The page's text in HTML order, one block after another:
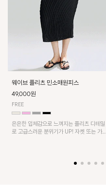
웨이브 플리츠 민소매원피스
49,000원
FREE
은은한 입체감으로 느껴지는 플리츠 디테일
로 고급스러운 분위기가 UP! 자켓 또는 가디